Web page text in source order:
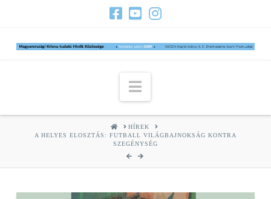
Navigation
HOMEHÍREK
A HELYES ELOSZTÁS: FUTBALL VILÁGBAJNOKSÁG KONTRA
SZEGÉNYSÉG